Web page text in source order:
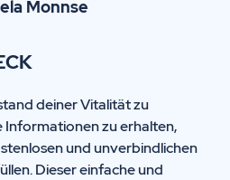
Monnse
deiner Vitalität zu
zu erhalten,
und unverbindlichen
Dieser einfache und